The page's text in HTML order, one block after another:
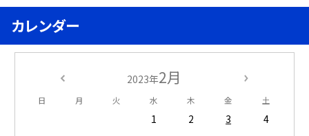
カレンダー
2023年2月
日 月 火 水 木 金 土
1 2 3
4